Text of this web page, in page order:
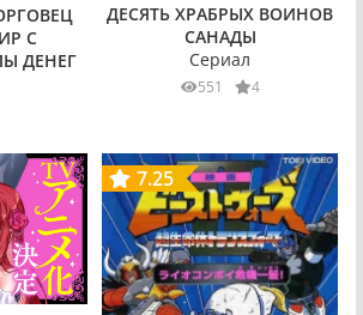
С
ДЕНЕГ
ДЕСЯТЬ ХРАБРЫХ ВОИНОВ
САНАДЫ
Сериал
551 4
7.25